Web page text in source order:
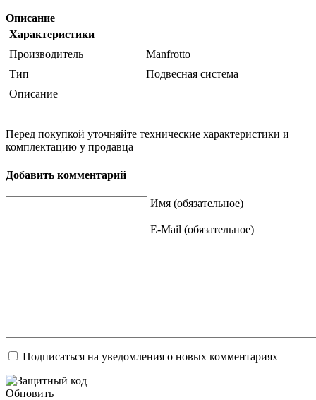
Описание
Характеристики
Производитель
Manfrotto
Тип
Подвесная система
Описание
Перед покупкой уточняйте технические характеристики и
комплектацию у продавца
Добавить комментарий
Имя (обязательное)
E-Mail (обязательное)
Подписаться на уведомления о новых комментариях
Обновить